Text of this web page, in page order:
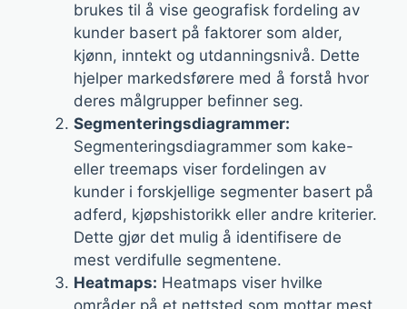
brukes til å vise geografisk fordeling av
kunder basert på faktorer som alder,
kjønn, inntekt og utdanningsnivå. Dette
hjelper markedsførere med å forstå hvor
deres målgrupper befinner seg.
Segmenteringsdiagrammer:
Segmenteringsdiagrammer som kake-
eller treemaps viser fordelingen av
kunder i forskjellige segmenter basert på
adferd, kjøpshistorikk eller andre kriterier.
Dette gjør det mulig å identifisere de
mest verdifulle segmentene.
Heatmaps: Heatmaps viser hvilke
områder på et nettsted som mottar mest